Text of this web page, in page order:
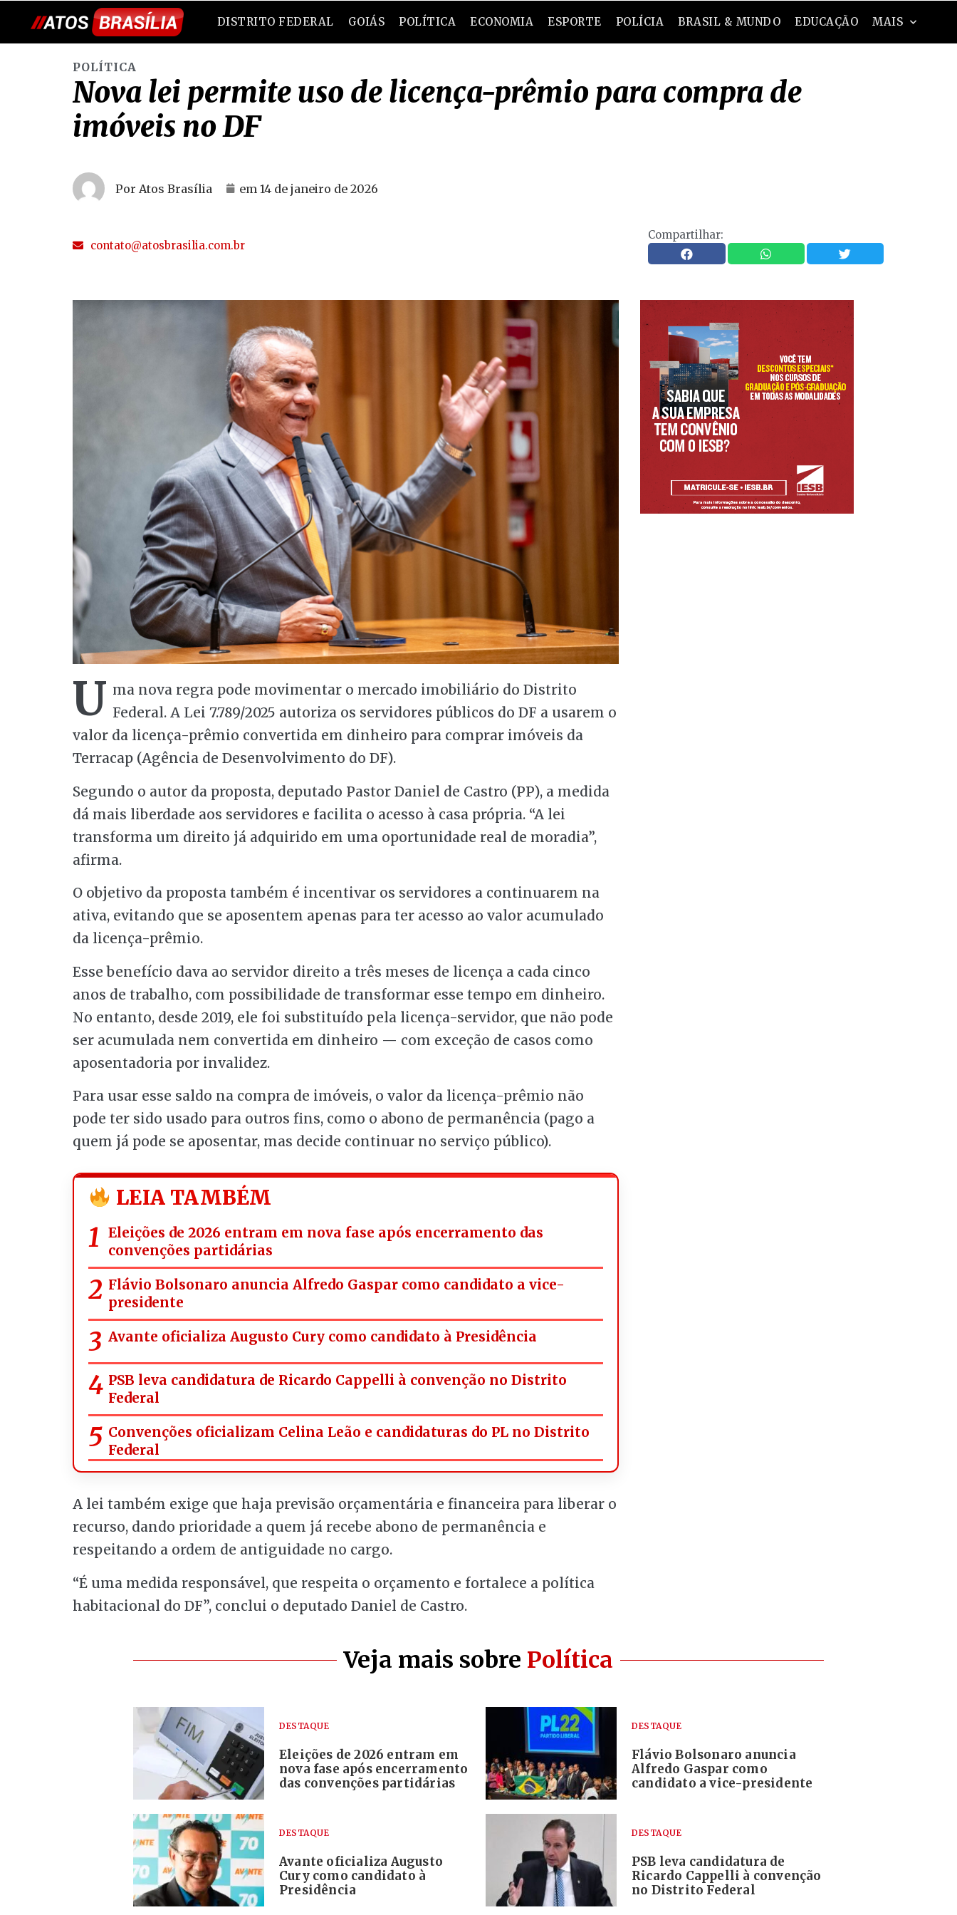
DISTRITO FEDERAL GOIÁS POLÍTICA ECONOMIA ESPORTE POLÍCIA BRASIL & MUNDO EDUCAÇÃO MAIS
POLÍTICA
Nova lei permite uso de licença-prêmio para compra de
imóveis no DF
Por Atos Brasília em 14 de janeiro de 2026
contato@atosbrasilia.com.br
Compartilhar:
U ma nova regra pode movimentar o mercado imobiliário do Distrito
Federal. A Lei 7.789/2025 autoriza os servidores públicos do DF a usarem o
valor da licença-prêmio convertida em dinheiro para comprar imóveis da
Terracap (Agência de Desenvolvimento do DF).
Segundo o autor da proposta, deputado Pastor Daniel de Castro (PP), a medida
dá mais liberdade aos servidores e facilita o acesso à casa própria. “A lei
transforma um direito já adquirido em uma oportunidade real de moradia”,
afirma.
O objetivo da proposta também é incentivar os servidores a continuarem na
ativa, evitando que se aposentem apenas para ter acesso ao valor acumulado
da licença-prêmio.
Esse benefício dava ao servidor direito a três meses de licença a cada cinco
anos de trabalho, com possibilidade de transformar esse tempo em dinheiro.
No entanto, desde 2019, ele foi substituído pela licença-servidor, que não pode
ser acumulada nem convertida em dinheiro — com exceção de casos como
aposentadoria por invalidez.
Para usar esse saldo na compra de imóveis, o valor da licença-prêmio não
pode ter sido usado para outros fins, como o abono de permanência (pago a
quem já pode se aposentar, mas decide continuar no serviço público).
LEIA TAMBÉM
Eleições de 2026 entram em nova fase após encerramento das
convenções partidárias
Flávio Bolsonaro anuncia Alfredo Gaspar como candidato a vice-
presidente
Avante oficializa Augusto Cury como candidato à Presidência
PSB leva candidatura de Ricardo Cappelli à convenção no Distrito
Federal
Convenções oficializam Celina Leão e candidaturas do PL no Distrito
Federal
A lei também exige que haja previsão orçamentária e financeira para liberar o
recurso, dando prioridade a quem já recebe abono de permanência e
respeitando a ordem de antiguidade no cargo.
“É uma medida responsável, que respeita o orçamento e fortalece a política
habitacional do DF”, conclui o deputado Daniel de Castro.
Veja mais sobre Política
DESTAQUE
Eleições de 2026 entram em
nova fase após encerramento
das convenções partidárias
DESTAQUE
Flávio Bolsonaro anuncia
Alfredo Gaspar como
candidato a vice-presidente
DESTAQUE
Avante oficializa Augusto
Cury como candidato à
Presidência
DESTAQUE
PSB leva candidatura de
Ricardo Cappelli à convenção
no Distrito Federal